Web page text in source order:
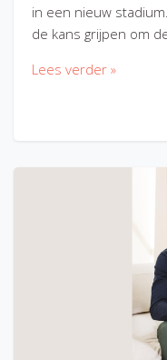
in een nieuw
de kans grijpen om
Lees verder »